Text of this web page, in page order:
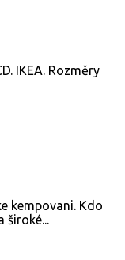
IKEA. Rozměry
kempovani. Kdo
široké...